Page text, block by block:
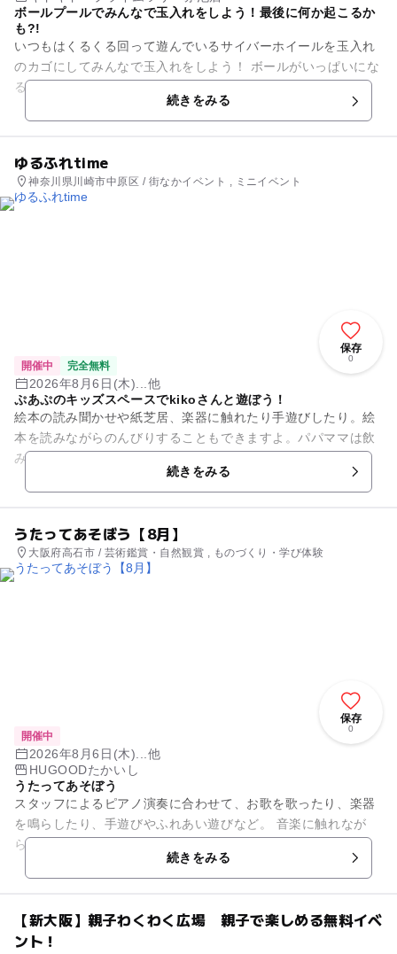
ボールプールでみんなで玉入れをしよう！最後に何か起こるか
も?!
いつもはくるくる回って遊んでいるサイバーホイールを玉入れ
のカゴにしてみんなで玉入れをしよう！ ボールがいっぱいにな
ると、最後には不思議なことが起きるかも、、？
続きをみる
ゆるふれtime
神奈川県川崎市中原区 / 街なかイベント , ミニイベント
保存
0
開催中 完全無料
2026年8月6日(木)...他
ぷあぷのキッズスペースでkikoさんと遊ぼう！
絵本の読み聞かせや紙芝居、楽器に触れたり手遊びしたり。絵
本を読みながらのんびりすることもできますよ。パパママは飲
み物やスイーツ、軽食を楽しみながらのんびり過ごせます。
続きをみる
うたってあそぼう【8月】
大阪府高石市 / 芸術鑑賞・自然観賞 , ものづくり・学び体験
保存
0
開催中
2026年8月6日(木)...他
HUGOODたかいし
うたってあそぼう
スタッフによるピアノ演奏に合わせて、お歌を歌ったり、楽器
を鳴らしたり、手遊びやふれあい遊びなど。 音楽に触れなが
ら、親子で楽しく過ごしましょう。
続きをみる
【新大阪】親子わくわく広場 親子で楽しめる無料イベ
ント！